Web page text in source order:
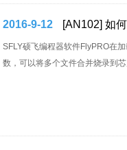
2016-9-12 [AN102] 如
SFLY硕飞编程器软件FlyPRO在
数，可以将多个文件合并烧录到